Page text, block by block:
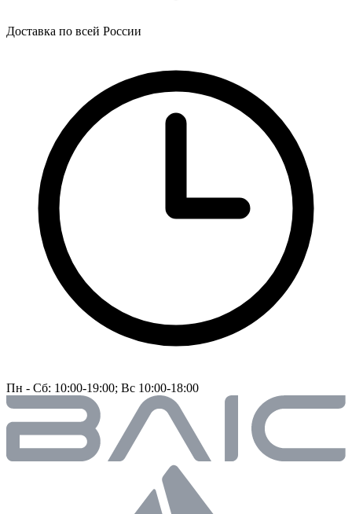
Доставка по всей России
Пн - Сб: 10:00-19:00; Вс 10:00-18:00